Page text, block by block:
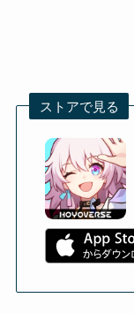
ストアで見る